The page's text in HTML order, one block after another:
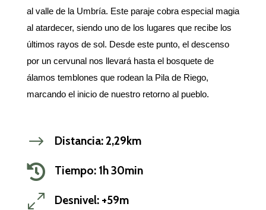
al valle de la Umbría. Este paraje cobra especial magia
al atardecer, siendo uno de los lugares que recibe los
últimos rayos de sol. Desde este punto, el descenso
por un cervunal nos llevará hasta el bosquete de
álamos temblones que rodean la Pila de Riego,
marcando el inicio de nuestro retorno al pueblo.
$ Distancia: 2,29km
 Tiempo: 1h 30min
0 Desnivel: +59m